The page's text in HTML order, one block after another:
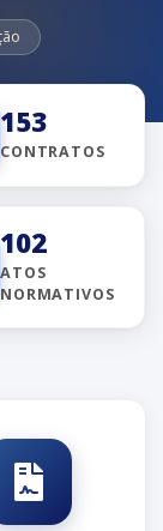
153
CONTRATOS
102
ATOS
NORMATIVOS